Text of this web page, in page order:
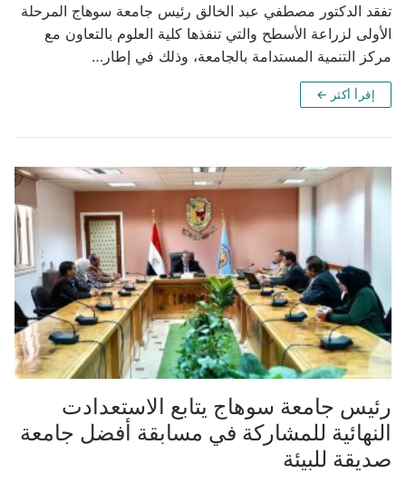
تفقد الدكتور مصطفي عبد الخالق رئيس جامعة سوهاج المرحلة
الأولى لزراعة الأسطح والتي تنفذها كلية العلوم بالتعاون مع
مركز التنمية المستدامة بالجامعة، وذلك في إطار…
إقرأ أكثر ←
رئيس جامعة سوهاج يتابع الاستعدادت
النهائية للمشاركة في مسابقة أفضل جامعة
صديقة للبيئة